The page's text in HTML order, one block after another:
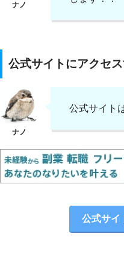
公式サイトにアクセ
公式サイト
公式サイ